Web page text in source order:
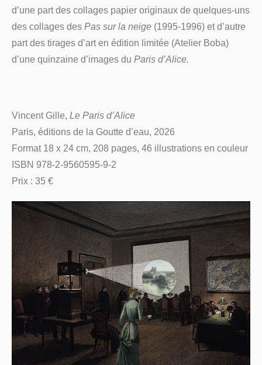
d’une part des collages papier originaux de quelques-uns
des collages des Pas sur la neige (1995-1996) et d’autre
part des tirages d’art en édition limitée (Atelier Boba)
d’une quinzaine d’images du Paris d’Alice.
Vincent Gille, Le Paris d’Alice
Paris, éditions de la Goutte d’eau, 2026
Format 18 x 24 cm, 208 pages, 46 illustrations en couleur
ISBN 978-2-9560595-9-2
Prix : 35 €